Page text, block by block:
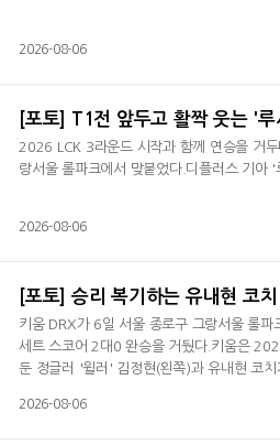
2026-08-06
[포토] T1전 앞두고 활짝 웃는 '
2026 LCK 3라운드 시작과 함께 연승을 거
랑서울 롤파크에서 맞붙었다.디플러스 기아
2026-08-06
[포토] 승리 복기하는 유내현 코치
키움 DRX가 6일 서울 종로구 그랑서울 롤
세트 스코어 2대0 완승을 거뒀다.키움은
둔 정글러 '윌러' 김정현(왼쪽)과 유내현 코
2026-08-06